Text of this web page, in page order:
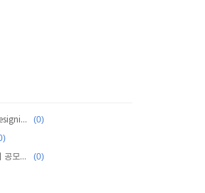
[Public] 오감으로 배우는 윈도우폰 7 (4) Designing WP7 (0)
[Public] 시만텍, ‘SEP 12’ 대학생 체험 수기 공모전 시상식 개최 (0)